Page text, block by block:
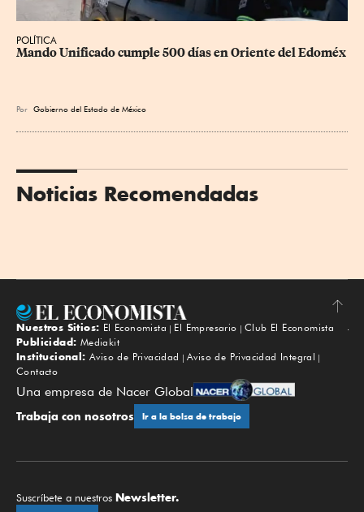
POLÍTICA
Mando Unificado cumple 500 días en Oriente del Edoméx
Por Gobierno del Estado de México
Noticias Recomendadas
Subir
Nuestros Sitios: El Economista El Empresario
Club El Economista
Publicidad: Mediakit
Institucional: Aviso de Privacidad
Aviso de Privacidad Integral
Contacto
Una empresa de Nacer Global
Trabaja con nosotros Ir a la bolsa de trabajo
Suscríbete a nuestros Newsletter.